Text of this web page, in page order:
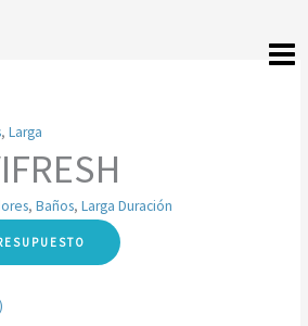
, Larga
, Baños, Larga Duración